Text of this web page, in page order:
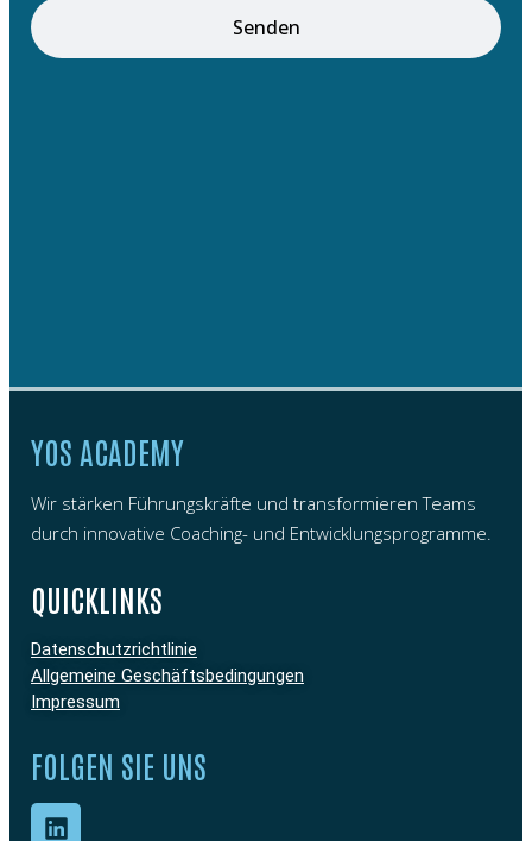
Senden
YOS ACADEMY
Wir stärken Führungskräfte und transformieren Teams
durch innovative Coaching- und Entwicklungsprogramme.
QUICKLINKS
Datenschutzrichtlinie
Allgemeine Geschäftsbedingungen
Impressum
FOLGEN SIE UNS